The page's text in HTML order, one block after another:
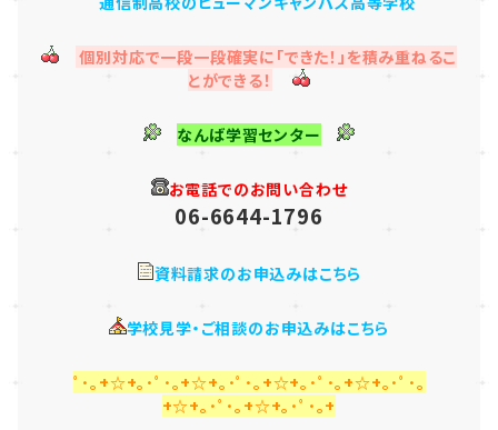
個別対応で一段一段確実に「できた！」を積み重ねるこ
とができる！
なんば学習センター
お電話でのお問い合わせ
06-6644-1796
資料請求のお申込みはこちら
学校見学・ご相談のお申込みはこちら
ﾟ･｡+☆+｡･ﾟ･｡+☆+｡･ﾟ･｡+☆+｡･ﾟ･｡+☆+｡･ﾟ･｡
+☆+｡･ﾟ･｡+☆+｡･ﾟ･｡+